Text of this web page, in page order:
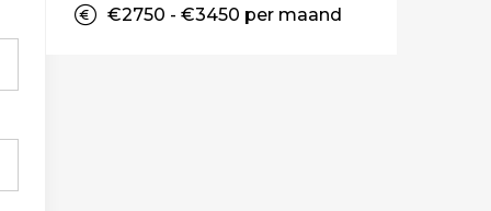
€2750 - €3450 per maand